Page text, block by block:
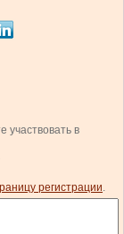
участвовать в
регистрации.